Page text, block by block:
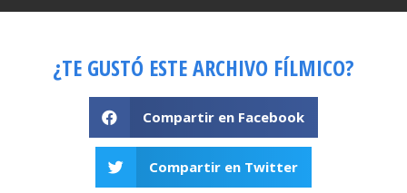
¿TE GUSTÓ ESTE ARCHIVO FÍLMICO?
Compartir en Facebook
Compartir en Twitter